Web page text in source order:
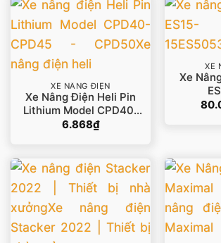
XE NÂNG ĐIỆN
Xe Nâng Điện Heli Pin
Lithium Model CPD40-
CPD45 – CPD50
6.868₫
XE
Xe